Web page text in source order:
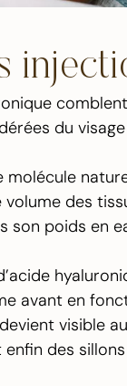
du
molécule
volume des
son poids en
avant en
visible
des